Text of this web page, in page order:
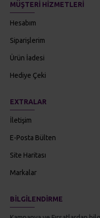
MÜŞTERI HIZMETLERI
Hesabım
Siparişlerim
Ürün İadesi
Hediye Çeki
EXTRALAR
İletişim
E-Posta Bülten
Site Haritası
Markalar
BILGILENDIRME